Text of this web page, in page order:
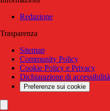
Redazione
Trasparenza
Sitemap
Community Policy
Cookie Policy e Privacy
Dichiarazione di accessibilità
Preferenze sui cookie